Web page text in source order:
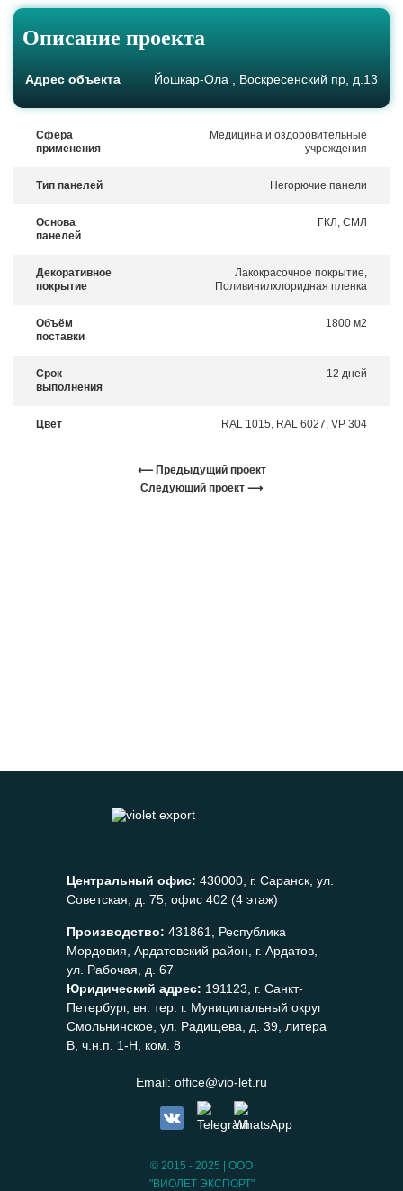
Описание проекта
Адрес объекта Йошкар-Ола , Воскресенский пр, д.13
Сфера
применения
Медицина и оздоровительные
учреждения
Тип панелей Негорючие панели
Основа
панелей
ГКЛ, СМЛ
Декоративное
покрытие
Лакокрасочное покрытие,
Поливинилхлоридная пленка
Объём
поставки
1800 м2
Срок
выполнения
12 дней
Цвет RAL 1015, RAL 6027, VP 304
⟵ Предыдущий проект
Следующий проект ⟶
Центральный офис: 430000, г. Саранск, ул.
Советская, д. 75, офис 402 (4 этаж)
Производство: 431861, Республика
Мордовия, Ардатовский район, г. Ардатов,
ул. Рабочая, д. 67
Юридический адрес: 191123, г. Санкт-
Петербург, вн. тер. г. Муниципальный округ
Смольнинское, ул. Радищева, д. 39, литера
В, ч.н.п. 1-Н, ком. 8
Email: office@vio-let.ru
© 2015 - 2025 | ООО
"ВИОЛЕТ ЭКСПОРТ"